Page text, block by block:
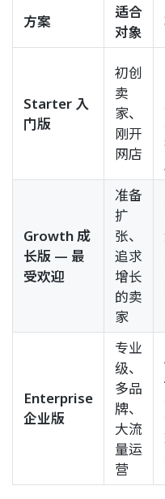
方案
适合
对象
Starter 入
门版
初创
卖
家、
刚开
网店
Growth 成
长版 — 最
受欢迎
准备
扩
张、
追求
增长
的卖
家
Enterprise
企业版
专业
级、
多品
牌、
大流
量运
营